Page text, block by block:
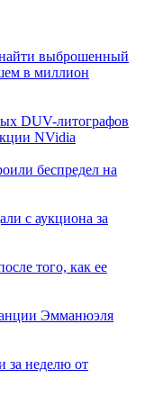
выброшенный
в миллион
DUV-литографов
NVidia
беспредел на
с аукциона за
того, как ее
Эмманюэля
за неделю от